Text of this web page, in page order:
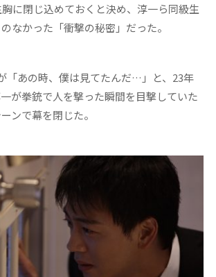
に閉じ込めておくと決め、淳一ら同級生
なかった「衝撃の秘密」だった。
「あの時、僕は見てたんだ…」と、23年
が拳銃で人を撃った瞬間を目撃していた
ンで幕を閉じた。